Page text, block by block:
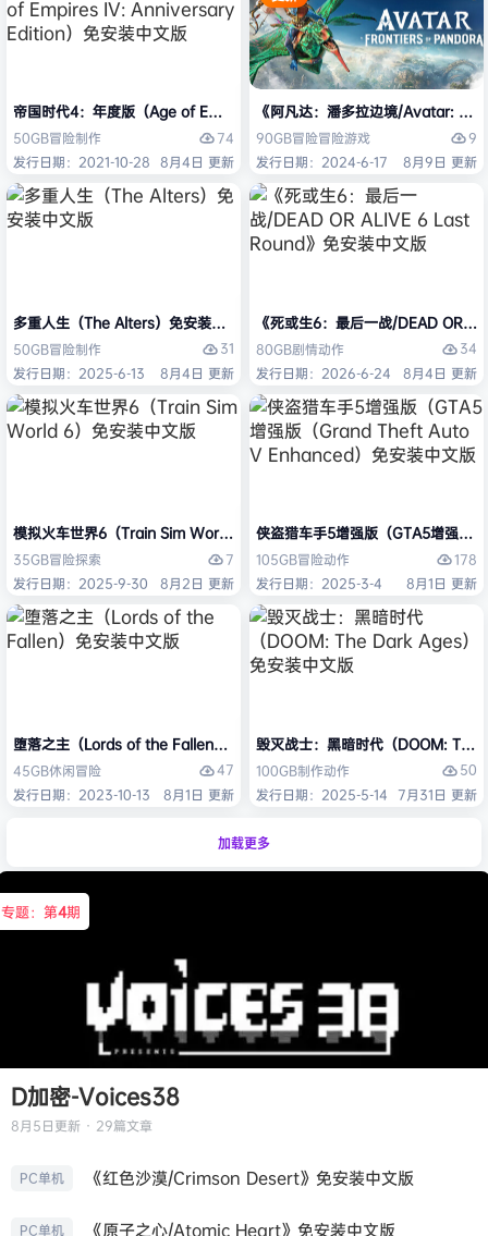
帝国时代4：年度版（Age of Empires IV: Anniversary Edition）免安装
50GB冒险制作
74
发行日期：2021-10-28 8月4日 更新
《阿凡达：潘多拉边境/Avatar:
90GB冒险冒险游戏
9
发行日期：2024-6-17
8月9日 更新
多重人生（The Alters）免安装中文版
50GB冒险制作
31
发行日期：2025-6-13
8月4日 更新
《死或生6：最后一战/DEAD OR
80GB剧情动作
34
发行日期：2026-6-24
8月4日 更新
模拟火车世界6（Train Sim World 6）免安装中文版
35GB冒险探索
7
发行日期：2025-9-30
8月2日 更新
侠盗猎车手5增强版（GTA5增强版
105GB冒险动作
178
发行日期：2025-3-4
8月1日 更新
堕落之主（Lords of the Fallen）免安装中文版
45GB休闲冒险
47
发行日期：2023-10-13
8月1日 更新
毁灭战士：黑暗时代（DOOM: The
100GB制作动作
50
发行日期：2025-5-14 7月31日 更新
加载更多
专题：第4期
D加密-Voices38
8月5日更新 · 29篇文章
PC单机 《红色沙漠/Crimson Desert》免安装中文版
PC单机 《原子之心/Atomic Heart》免安装中文版